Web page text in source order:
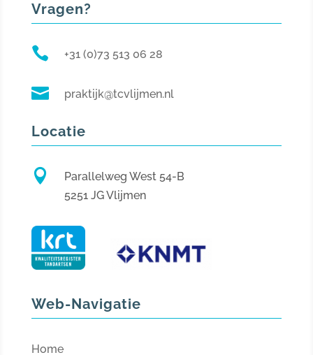
Vragen?
 +31 (0)73 513 06 28
 praktijk@tcvlijmen.nl
Locatie

Parallelweg West 54-B
5251 JG Vlijmen
Web-Navigatie
Home